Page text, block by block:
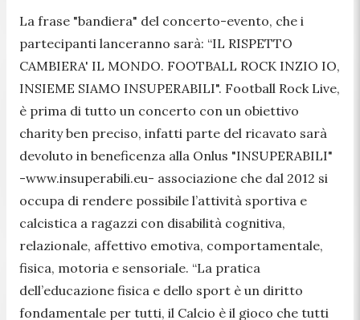
La frase "bandiera" del concerto-evento, che i
partecipanti lanceranno sarà: “IL RISPETTO
CAMBIERA' IL MONDO. FOOTBALL ROCK INZIO IO,
INSIEME SIAMO INSUPERABILI". Football Rock Live,
è prima di tutto un concerto con un obiettivo
charity ben preciso, infatti parte del ricavato sarà
devoluto in beneficenza alla Onlus "INSUPERABILI"
-www.insuperabili.eu- associazione che dal 2012 si
occupa di rendere possibile l’attività sportiva e
calcistica a ragazzi con disabilità cognitiva,
relazionale, affettivo emotiva, comportamentale,
fisica, motoria e sensoriale. “La pratica
dell’educazione fisica e dello sport è un diritto
fondamentale per tutti, il Calcio è il gioco che tutti